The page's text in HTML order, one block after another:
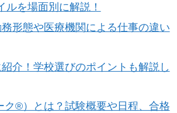
を場面別に解説！
形態や医療機関による仕事の違い
介！学校選びのポイントも解説し
ク®）とは？試験概要や日程、合格